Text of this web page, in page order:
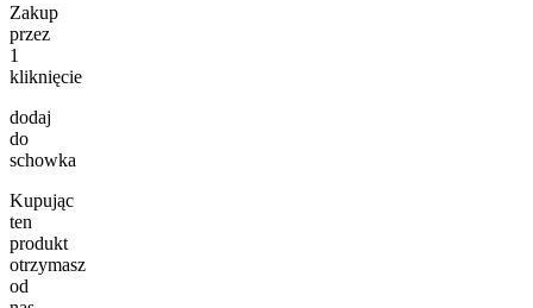
Zakup
przez
1
kliknięcie
dodaj
do
schowka
Kupując
ten
produkt
otrzymasz
od